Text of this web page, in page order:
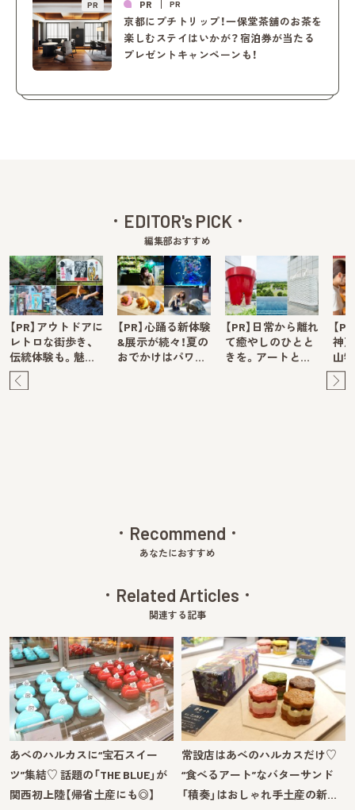
PR PR PR
京都にプチトリップ！一保堂茶舖のお茶を
楽しむステイはいかが？宿泊券が当たる
プレゼントキャンペーンも！
EDITOR's PICK
編集部おすすめ
【PR】アウトドアに
レトロな街歩き、
伝統体験も。魅…
【PR】心踊る新体験
&展示が続々！夏の
おでかけはパワ…
【PR】日常から離れ
て癒やしのひとと
きを。アートと…
【
神
山
Recommend
あなたにおすすめ
Related Articles
関連する記事
あべのハルカスに“宝石スイー
ツ”集結♡ 話題の「THE BLUE」が
関西初上陸【帰省土産にも◎】
常設店はあべのハルカスだけ♡
“食べるアート”なバターサンド
「積奏」はおしゃれ手土産の新…